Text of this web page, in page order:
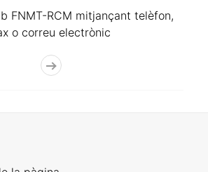
FNMT-RCM mitjançant telèfon,
o correu electrònic